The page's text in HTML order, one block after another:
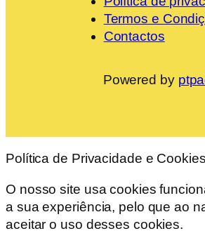
Termos e
Contactos
Powered by
Política de Privacidade e Cookies
O nosso site usa cookies
a sua experiência, pelo que ao
aceitar o uso desses cookies.